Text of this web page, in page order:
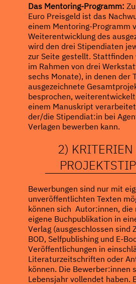
Das Mentoring-Programm:
Euro Preisgeld ist das
einem Mentoring-Programm
Weiterentwicklung des
wird den drei Stipendiaten
zur Seite gestellt.
im Rahmen von drei
sechs Monate), in denen der
ausgezeichnete
besprochen,
einem Manuskript
der/die Stipendiat:in bei
Verlagen bewerben kann.
2) KRITERIEN
Bewerbungen sind nur mit
unveröffentlichten Texten
können sich Autor:innen, die
eigene Buchpublikation in
Verlag (ausgeschlossen sind
BOD, Selfpublishing und E-
Veröffentlichungen in
Literaturzeitschriften oder
können. Die Bewerber:innen
Lebensjahr vollendet haben.